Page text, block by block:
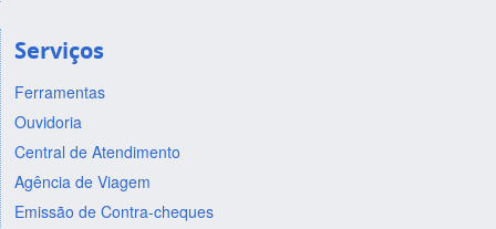
Serviços
Ferramentas
Ouvidoria
Central de Atendimento
Agência de Viagem
Emissão de Contra-cheques